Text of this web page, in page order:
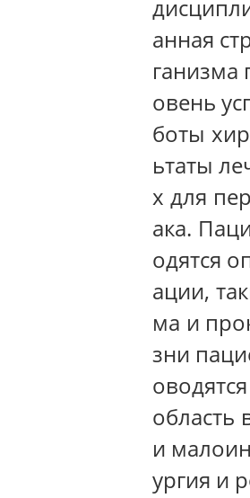
анная
ганизма
овень
боты
ьтаты
х для
ака.
одятся
ации,
ма и
зни
область
и
ургия и